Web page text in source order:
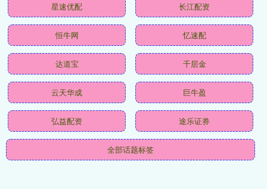
星速优配 长江配资
恒牛网 忆速配
达道宝 千层金
云天华成 巨牛盈
弘益配资 途乐证券
全部话题标签